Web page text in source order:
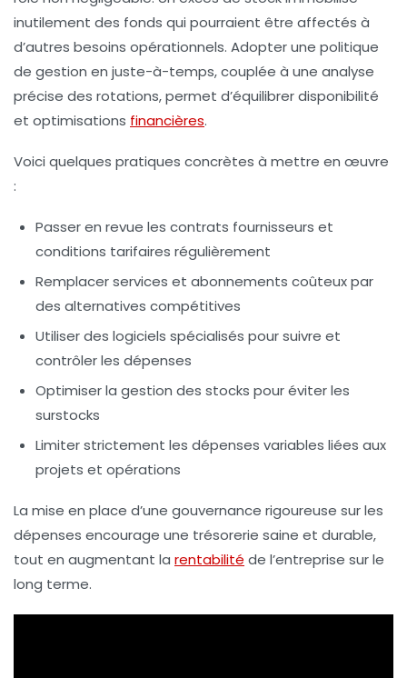
inutilement des fonds qui pourraient être affectés à
d’autres besoins opérationnels. Adopter une politique
de gestion en juste-à-temps, couplée à une analyse
précise des rotations, permet d’équilibrer disponibilité
et optimisations financières.
Voici quelques pratiques concrètes à mettre en œuvre
:
Passer en revue les contrats fournisseurs et
conditions tarifaires régulièrement
Remplacer services et abonnements coûteux par
des alternatives compétitives
Utiliser des logiciels spécialisés pour suivre et
contrôler les dépenses
Optimiser la gestion des stocks pour éviter les
surstocks
Limiter strictement les dépenses variables liées aux
projets et opérations
La mise en place d’une gouvernance rigoureuse sur les
dépenses encourage une trésorerie saine et durable,
tout en augmentant la rentabilité de l’entreprise sur le
long terme.